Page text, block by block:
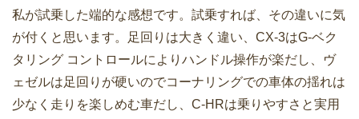
私が試乗した端的な感想です。試乗すれば、その違いに気
が付くと思います。足回りは大きく違い、CX-3はG-ベク
タリング コントロールによりハンドル操作が楽だし、ヴ
ェゼルは足回りが硬いのでコーナリングでの車体の揺れは
少なく走りを楽しめむ車だし、C-HRは乗りやすさと実用